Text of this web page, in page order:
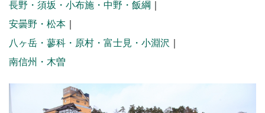
長野・須坂・小布施・中野・飯綱
安曇野・松本
八ヶ岳・蓼科・原村・富士見・小淵沢
南信州・木曽